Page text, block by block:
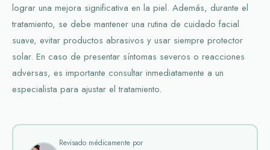
lograr una mejora significativa en la piel. Además, durante el
tratamiento, se debe mantener una rutina de cuidado facial
suave, evitar productos abrasivos y usar siempre protector
solar. En caso de presentar síntomas severos o reacciones
adversas, es importante consultar inmediatamente a un
especialista para ajustar el tratamiento.
Revisado médicamente por